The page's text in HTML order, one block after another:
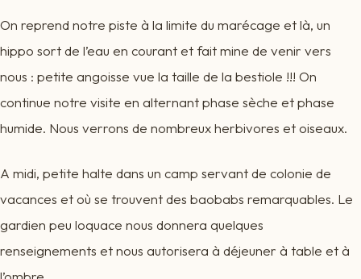
On reprend notre piste à la limite du marécage et là, un
hippo sort de l’eau en courant et fait mine de venir vers
nous : petite angoisse vue la taille de la bestiole !!! On
continue notre visite en alternant phase sèche et phase
humide. Nous verrons de nombreux herbivores et oiseaux.
A midi, petite halte dans un camp servant de colonie de
vacances et où se trouvent des baobabs remarquables. Le
gardien peu loquace nous donnera quelques
renseignements et nous autorisera à déjeuner à table et à